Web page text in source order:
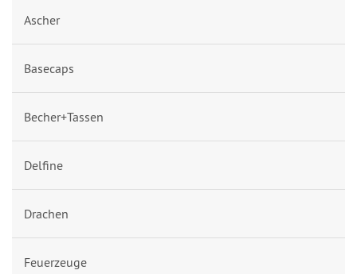
Ascher
Basecaps
Becher+Tassen
Delfine
Drachen
Feuerzeuge